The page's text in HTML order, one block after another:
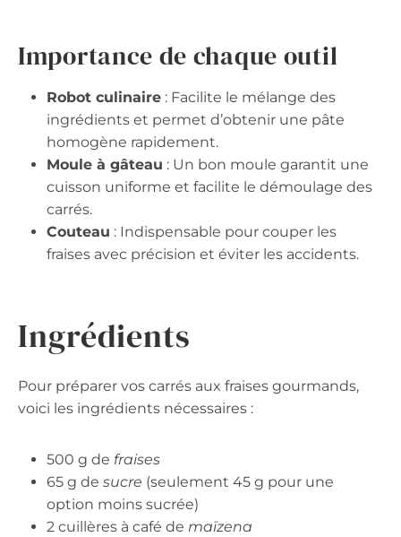
Importance de chaque outil
Robot culinaire : Facilite le mélange des
ingrédients et permet d’obtenir une pâte
homogène rapidement.
Moule à gâteau : Un bon moule garantit une
cuisson uniforme et facilite le démoulage des
carrés.
Couteau : Indispensable pour couper les
fraises avec précision et éviter les accidents.
Ingrédients
Pour préparer vos carrés aux fraises gourmands,
voici les ingrédients nécessaires :
500 g de fraises
65 g de sucre (seulement 45 g pour une
option moins sucrée)
2 cuillères à café de maïzena